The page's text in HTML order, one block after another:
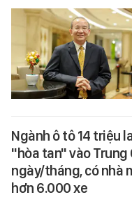
Ngành ô tô 14 triệu
"hòa tan" vào Trung
ngày/tháng, có nhà
hơn 6.000 xe